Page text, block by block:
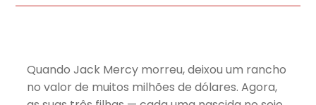
Quando Jack Mercy morreu, deixou um rancho
no valor de muitos milhões de dólares. Agora,